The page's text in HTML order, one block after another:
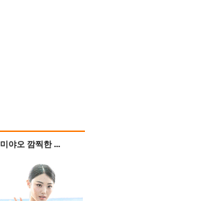
미야오 깜찍한 ...